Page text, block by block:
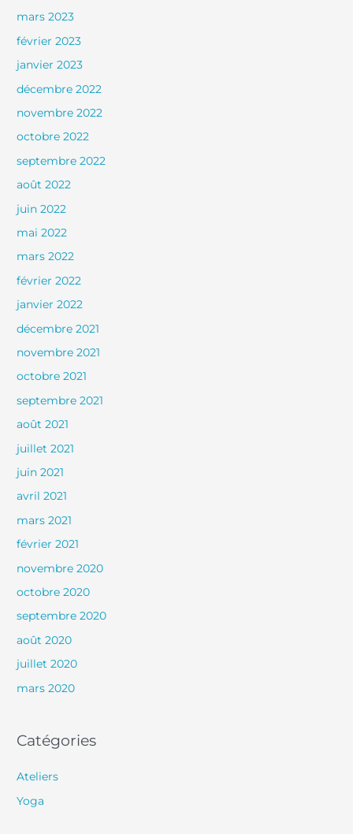
mars 2023
février 2023
janvier 2023
décembre 2022
novembre 2022
octobre 2022
septembre 2022
août 2022
juin 2022
mai 2022
mars 2022
février 2022
janvier 2022
décembre 2021
novembre 2021
octobre 2021
septembre 2021
août 2021
juillet 2021
juin 2021
avril 2021
mars 2021
février 2021
novembre 2020
octobre 2020
septembre 2020
août 2020
juillet 2020
mars 2020
Catégories
Ateliers
Yoga